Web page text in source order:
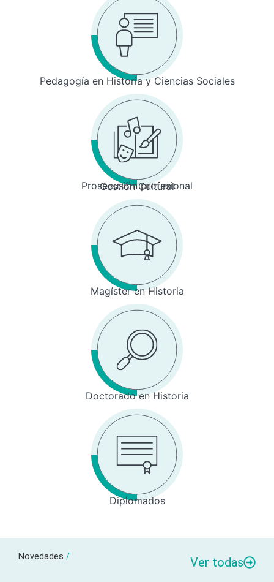
Pedagogía en Historia y Ciencias Sociales
Prosecusión profesional
Gestión Cultural
Magíster en Historia
Doctorado en Historia
Diplomados
Novedades / Ver todas